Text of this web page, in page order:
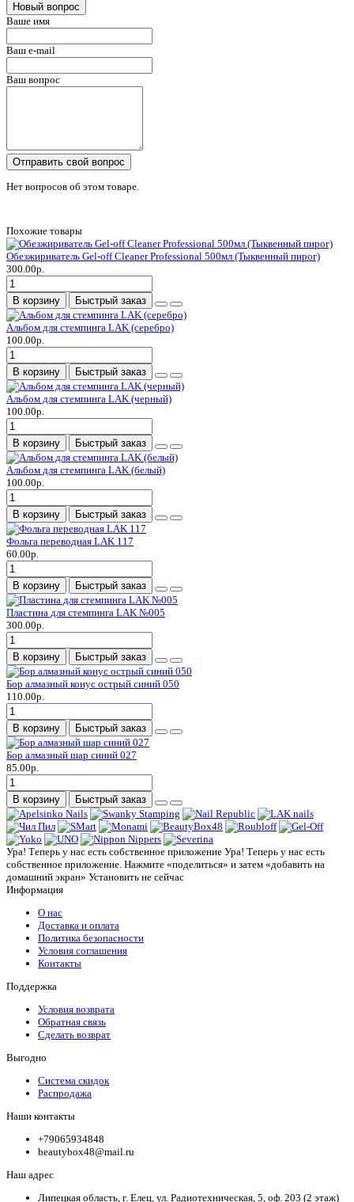
Новый вопрос
Ваше имя
Ваш e-mail
Ваш вопрос
Отправить свой вопрос
Нет вопросов об этом товаре.
Похожие товары
Обезжириватель Gel-off Cleaner Professional 500мл (Тыквенный пирог)
300.00р.
В корзину Быстрый заказ
Альбом для стемпинга LAK (серебро)
100.00р.
В корзину Быстрый заказ
Альбом для стемпинга LAK (черный)
100.00р.
В корзину Быстрый заказ
Альбом для стемпинга LAK (белый)
100.00р.
В корзину Быстрый заказ
Фольга переводная LAK 117
60.00р.
В корзину Быстрый заказ
Пластина для стемпинга LAK №005
300.00р.
В корзину Быстрый заказ
Бор алмазный конус острый синий 050
110.00р.
В корзину Быстрый заказ
Бор алмазный шар синий 027
85.00р.
В корзину Быстрый заказ
Ура! Теперь у нас есть собственное приложение Ура! Теперь у нас есть
собственное приложение. Нажмите «поделиться» и затем «добавить на
домашний экран» Установить не сейчас
Информация
О нас
Доставка и оплата
Политика безопасности
Условия соглашения
Контакты
Поддержка
Условия возврата
Обратная связь
Сделать возврат
Выгодно
Система скидок
Распродажа
Наши контакты
+79065934848
beautybox48@mail.ru
Наш адрес
Липецкая область, г. Елец, ул. Радиотехническая, 5, оф. 203 (2 этаж)